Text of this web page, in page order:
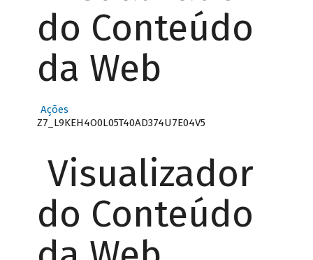
do Conteúdo
da Web
Ações
Z7_L9KEH4O0L05T40AD374U7E04V5
Visualizador
do Conteúdo